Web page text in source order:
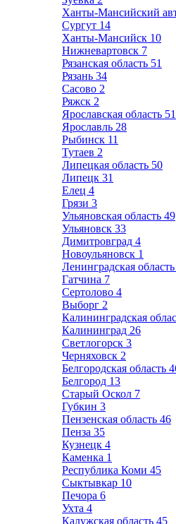
Ханты-Мансийский
Сургут 14
Ханты-Мансийск 10
Нижневартовск 7
Рязанская область 51
Рязань 34
Сасово 2
Ряжск 2
Ярославская область 51
Ярославль 28
Рыбинск 11
Тутаев 2
Липецкая область 50
Липецк 31
Елец 4
Грязи 3
Ульяновская область 49
Ульяновск 33
Димитровград 4
Новоульяновск 1
Ленинградская область
Гатчина 7
Сертолово 4
Выборг 2
Калининградская
Калининград 26
Светлогорск 3
Черняховск 2
Белгородская область
Белгород 13
Старый Оскол 7
Губкин 3
Пензенская область 46
Пенза 35
Кузнецк 4
Каменка 1
Республика Коми 45
Сыктывкар 10
Печора 6
Ухта 4
Калужская область 45